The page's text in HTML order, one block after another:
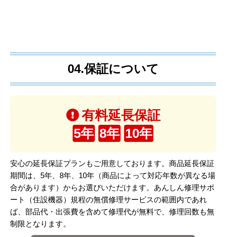
04.保証について
有料延長保証
5年 8年 10年
安心の延長保証プランもご用意しております。商品延長保証
期間は、5年、8年、10年（商品によって対応年数が異なる場
合があります）からお選びいただけます。あんしん修理サポ
ート（住設機器）規程の無償修理サービスの範囲内であれ
ば、部品代・出張費を含めて修理代が無料で、修理回数も無
制限となります。